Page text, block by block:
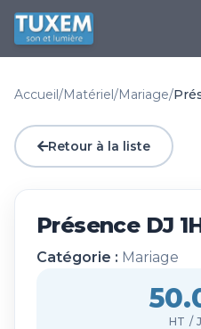
Accueil/Matériel/Mariage/
Retour à la liste
Présence DJ
Catégorie : Mariage
HT /